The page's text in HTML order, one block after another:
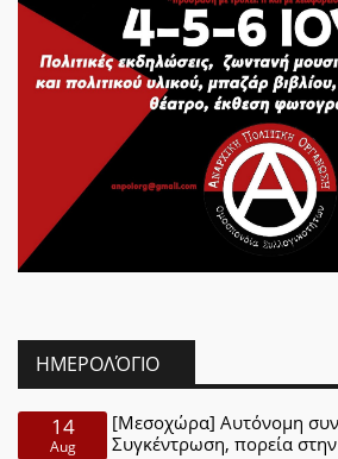
ΗΜΕΡΟΛΌΓΙΟ
14
Aug
[Μεσοχώρα] Αυτόνομη
Συγκέντρωση, πορεία